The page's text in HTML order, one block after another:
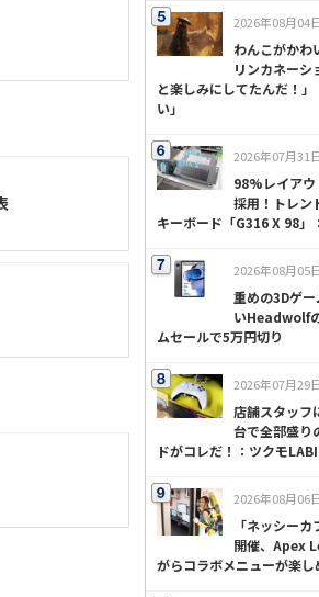
2026年08月04
わんこがかわ
リンカネー
と楽しみにしてたんだ！
い」
2026年07月31
98%レイアウ
採用！トレン
キーボード「G316 X 98」
2026年08月05
重めの3Dゲ
いHeadwolf
ムセールで5万円切り
2026年07月29
店舗スタッフ
台で全部盛り
ドがコレだ！：ツクモ
2026年08月06
「ネッシー
開催、Apex
がらコラボメニューが楽し